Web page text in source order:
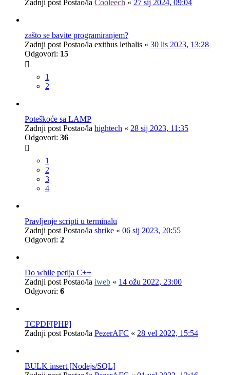
Zadnji post Postao/la Cooleech « 27 sij 2024, 09:04
zašto se bavite programiranjem?
Zadnji post Postao/la exithus lethalis « 30 lis 2023, 13:28
Odgovori: 15
1
2
Poteškoće sa LAMP
Zadnji post Postao/la hightech « 28 sij 2023, 11:35
Odgovori: 36
1
2
3
4
Pravljenje scripti u terminalu
Zadnji post Postao/la shrike « 06 sij 2023, 20:55
Odgovori: 2
Do while petlja C++
Zadnji post Postao/la iweb « 14 ožu 2022, 23:00
Odgovori: 6
TCPDF[PHP]
Zadnji post Postao/la PezerAFC « 28 vel 2022, 15:54
BULK insert [Nodejs/SQL]